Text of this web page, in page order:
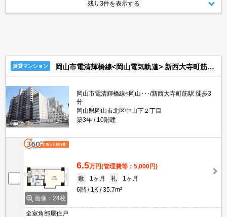
残り3件を表示する
賃貸マンション 岡山市電清輝橋線<岡山電気軌道> 新西大寺町筋駅 10階建 築3年
岡山市電清輝橋線<岡山･･･/新西大寺町筋駅 徒歩3
分
岡山県岡山市北区中山下２丁目
築3年
10階建
画像：24枚
6.5万円(管理費等：5,000円)
敷
1ヶ月 礼
1ヶ月
6階
1K 35.7m²
全室角部屋住戸